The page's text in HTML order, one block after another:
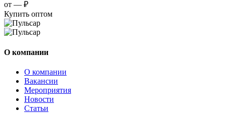
от — ₽
Купить оптом
О компании
О компании
Вакансии
Мероприятия
Новости
Статьи